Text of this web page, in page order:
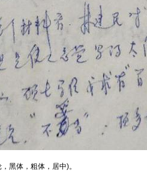
黑体，粗体，居中)。